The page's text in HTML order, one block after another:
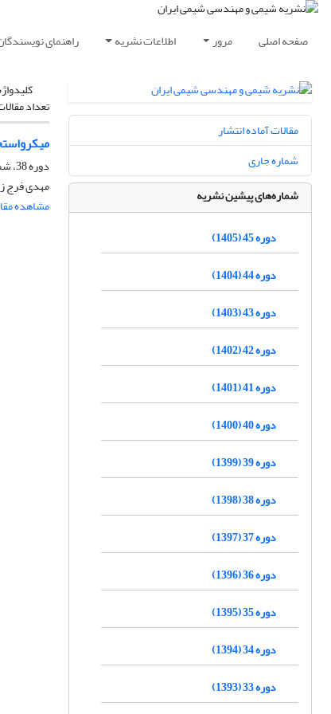
صفحه اصلی مرور اطلاعات نشریه راهنمای
تعداد
دوره 38، شماره 4، زمستان 1398، صفحه
مهدی فرج
مشاهده
مقالات آماده انتشار
شماره جاری
شماره‌های پیشین نشریه
دوره 45 (1405)
دوره 44 (1404)
دوره 43 (1403)
دوره 42 (1402)
دوره 41 (1401)
دوره 40 (1400)
دوره 39 (1399)
دوره 38 (1398)
دوره 37 (1397)
دوره 36 (1396)
دوره 35 (1395)
دوره 34 (1394)
دوره 33 (1393)